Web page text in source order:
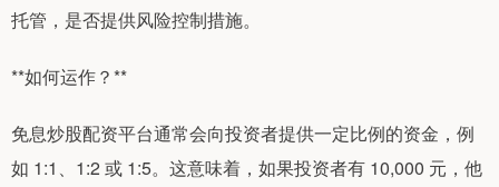
托管，是否提供风险控制措施。
**如何运作？**
免息炒股配资平台通常会向投资者提供一定比例的资金，例
如 1:1、1:2 或 1:5。这意味着，如果投资者有 10,000 元，他